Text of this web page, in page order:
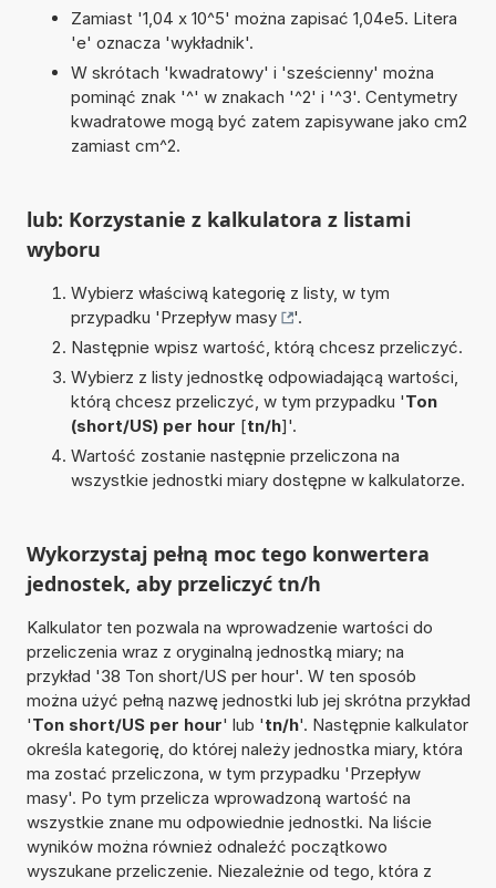
Zamiast '1,04 x 10^5' można zapisać 1,04e5. Litera
'e' oznacza 'wykładnik'.
W skrótach 'kwadratowy' i 'sześcienny' można
pominąć znak '^' w znakach '^2' i '^3'. Centymetry
kwadratowe mogą być zatem zapisywane jako cm2
zamiast cm^2.
lub: Korzystanie z kalkulatora z listami
wyboru
Wybierz właściwą kategorię z listy, w tym
przypadku 'Przepływ masy
'.
Następnie wpisz wartość, którą chcesz przeliczyć.
Wybierz z listy jednostkę odpowiadającą wartości,
którą chcesz przeliczyć, w tym przypadku 'Ton
(short/US) per hour [tn/h]'.
Wartość zostanie następnie przeliczona na
wszystkie jednostki miary dostępne w kalkulatorze.
Wykorzystaj pełną moc tego konwertera
jednostek, aby przeliczyć tn/h
Kalkulator ten pozwala na wprowadzenie wartości do
przeliczenia wraz z oryginalną jednostką miary; na
przykład '38 Ton short/US per hour'. W ten sposób
można użyć pełną nazwę jednostki lub jej skrótna przykład
'Ton short/US per hour' lub 'tn/h'. Następnie kalkulator
określa kategorię, do której należy jednostka miary, która
ma zostać przeliczona, w tym przypadku 'Przepływ
masy'. Po tym przelicza wprowadzoną wartość na
wszystkie znane mu odpowiednie jednostki. Na liście
wyników można również odnaleźć początkowo
wyszukane przeliczenie. Niezależnie od tego, która z